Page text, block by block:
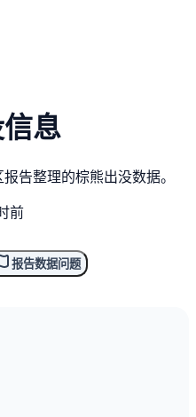
息
告整理的棕熊出没数据。
前
报告数据问题